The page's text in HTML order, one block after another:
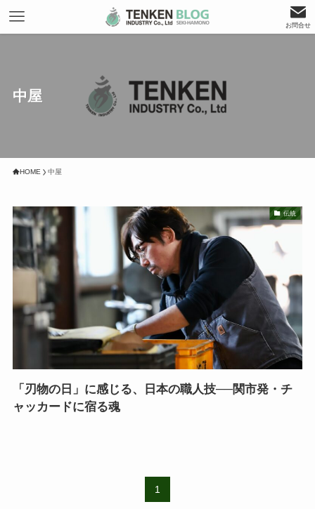
お問合せ
中屋
HOME 中屋
伝統
「刃物の日」に感じる、日本の職人技──関市発・チ
ャッカードに宿る魂
1